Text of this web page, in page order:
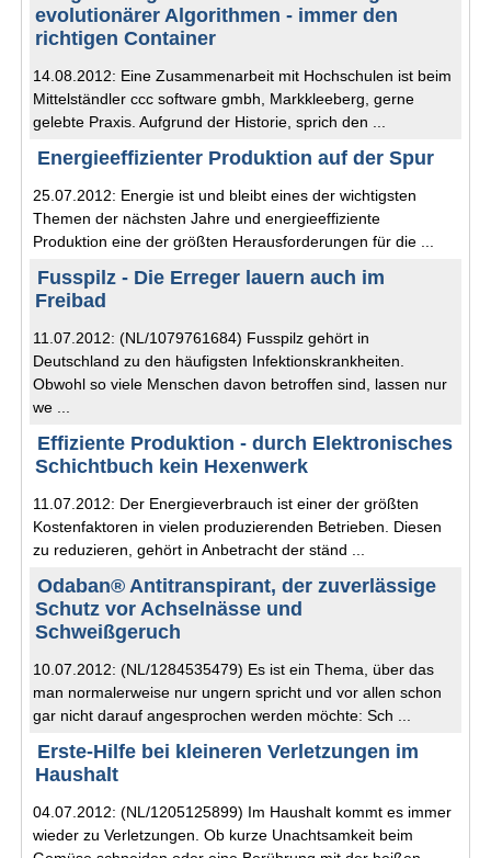
evolutionärer Algorithmen - immer den
richtigen Container
14.08.2012: Eine Zusammenarbeit mit Hochschulen ist beim
Mittelständler ccc software gmbh, Markkleeberg, gerne
gelebte Praxis. Aufgrund der Historie, sprich den ...
Energieeffizienter Produktion auf der Spur
25.07.2012: Energie ist und bleibt eines der wichtigsten
Themen der nächsten Jahre und energieeffiziente
Produktion eine der größten Herausforderungen für die ...
Fusspilz - Die Erreger lauern auch im
Freibad
11.07.2012: (NL/1079761684) Fusspilz gehört in
Deutschland zu den häufigsten Infektionskrankheiten.
Obwohl so viele Menschen davon betroffen sind, lassen nur
we ...
Effiziente Produktion - durch Elektronisches
Schichtbuch kein Hexenwerk
11.07.2012: Der Energieverbrauch ist einer der größten
Kostenfaktoren in vielen produzierenden Betrieben. Diesen
zu reduzieren, gehört in Anbetracht der ständ ...
Odaban® Antitranspirant, der zuverlässige
Schutz vor Achselnässe und
Schweißgeruch
10.07.2012: (NL/1284535479) Es ist ein Thema, über das
man normalerweise nur ungern spricht und vor allen schon
gar nicht darauf angesprochen werden möchte: Sch ...
Erste-Hilfe bei kleineren Verletzungen im
Haushalt
04.07.2012: (NL/1205125899) Im Haushalt kommt es immer
wieder zu Verletzungen. Ob kurze Unachtsamkeit beim